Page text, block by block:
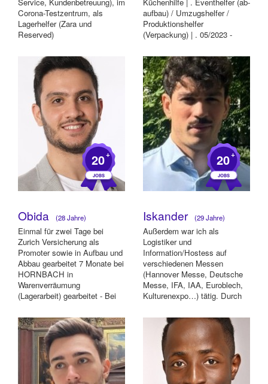
Service, Kundenbetreuung), im
Corona-Testzentrum, als
Lagerhelfer (Zara und
Reserved)
Küchenhilfe | . Eventhelfer (ab-
aufbau) / Umzugshelfer /
Produktionshelfer
(Verpackung) | . 05/2023 -
20+
Obida (28 Jahre)
Einmal für zwei Tage bei
Zurich Versicherung als
Promoter sowie in Aufbau und
Abbau gearbeitet 7 Monate bei
HORNBACH in
Warenverräumung
(Lagerarbeit) gearbeitet - Bei
m...
20+
Iskander (29 Jahre)
Außerdem war ich als
Logistiker und
Information/Hostess auf
verschiedenen Messen
(Hannover Messe, Deutsche
Messe, IFA, IAA, Euroblech,
Kulturenexpo…) tätig. Durch
Jobs k...